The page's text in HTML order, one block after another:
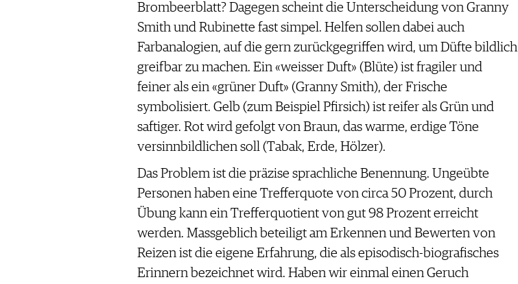
Brombeerblatt? Dagegen scheint die Unterscheidung von Granny
Smith und Rubinette fast simpel. Helfen sollen dabei auch
Farbanalogien, auf die gern zurückgegriffen wird, um Düfte bildlich
greifbar zu machen. Ein «weisser Duft» (Blüte) ist fragiler und
feiner als ein «grüner Duft» (Granny Smith), der Frische
symbolisiert. Gelb (zum Beispiel Pfirsich) ist reifer als Grün und
saftiger. Rot wird gefolgt von Braun, das warme, erdige Töne
versinnbildlichen soll (Tabak, Erde, Hölzer).
Das Problem ist die präzise sprachliche Benennung. Ungeübte
Personen haben eine Trefferquote von circa 50 Prozent, durch
Übung kann ein Trefferquotient von gut 98 Prozent erreicht
werden. Massgeblich beteiligt am Erkennen und Bewerten von
Reizen ist die eigene Erfahrung, die als episodisch-biografisches
Erinnern bezeichnet wird. Haben wir einmal einen Geruch